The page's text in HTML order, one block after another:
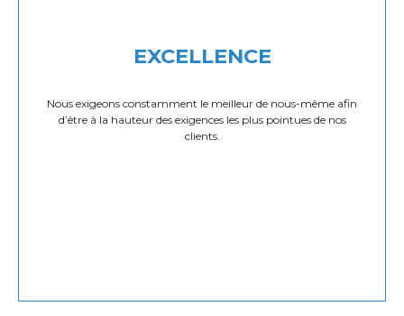
EXCELLENCE
Nous exigeons constamment le meilleur de nous-même afin
d’être à la hauteur des exigences les plus pointues de nos
clients.